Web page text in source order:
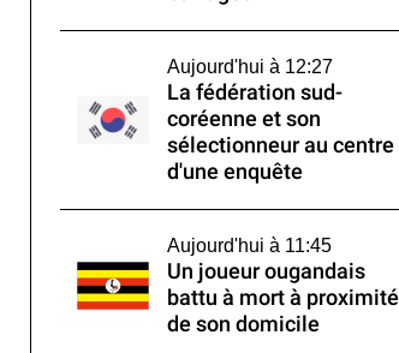
Aujourd'hui à 12:27
La fédération sud-
coréenne et son
sélectionneur au centre
d'une enquête
Aujourd'hui à 11:45
Un joueur ougandais
battu à mort à proximité
de son domicile